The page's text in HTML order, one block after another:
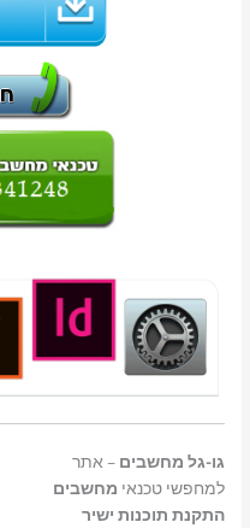
גו-גל מחשבים – אתר
למחפשי טכנאי מחשבים
התקנת תוכנות ישיר